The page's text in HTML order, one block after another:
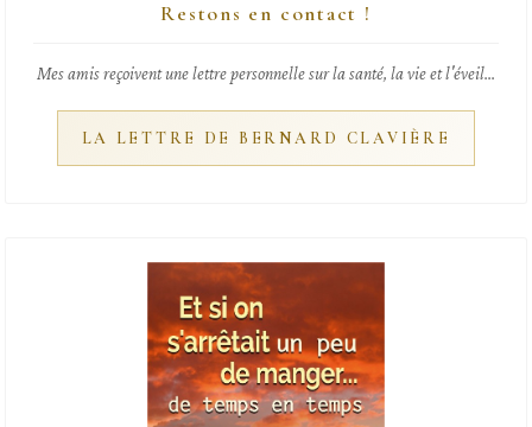
Restons en contact !
Mes amis reçoivent une lettre personnelle sur la santé, la vie et l'éveil...
LA LETTRE DE BERNARD CLAVIÈRE